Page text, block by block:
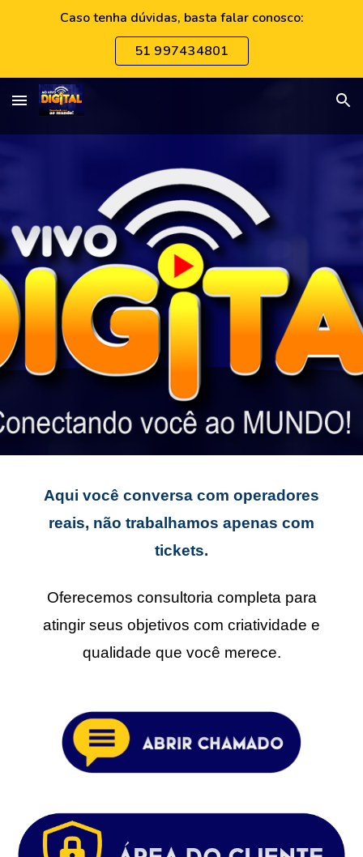
Caso tenha dúvidas, basta falar conosco:
51 997434801
Aqui você conversa com operadores
reais, não trabalhamos apenas com
tickets.
Oferecemos consultoria completa para
atingir seus objetivos com criatividade e
qualidade que você merece.